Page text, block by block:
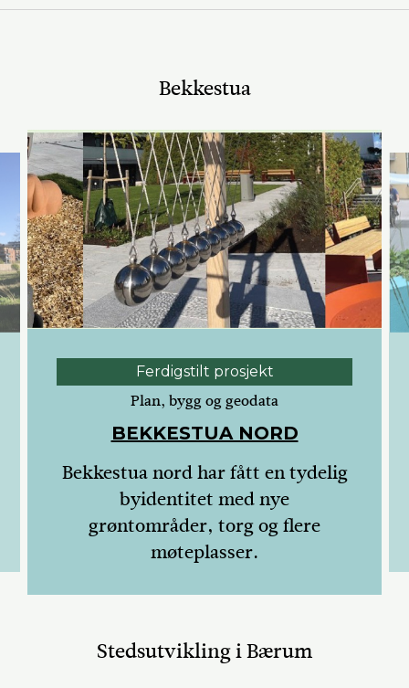
Bekkestua
Ferdigstilt prosjekt
Plan, bygg og geodata
BEKKESTUA NORD
Bekkestua nord har fått en tydelig
byidentitet med nye
grøntområder, torg og flere
møteplasser.
Stedsutvikling i Bærum